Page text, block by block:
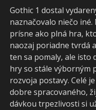
Gothic 1 dostal
naznačovalo niečo
prísne ako plná hra,
naozaj poriadne tvrdá
ten sa pomaly, ale isto
hry so stále výborným
rozvoja postavy. Celé
dobre spracovaného,
dávkou trpezlivosti si